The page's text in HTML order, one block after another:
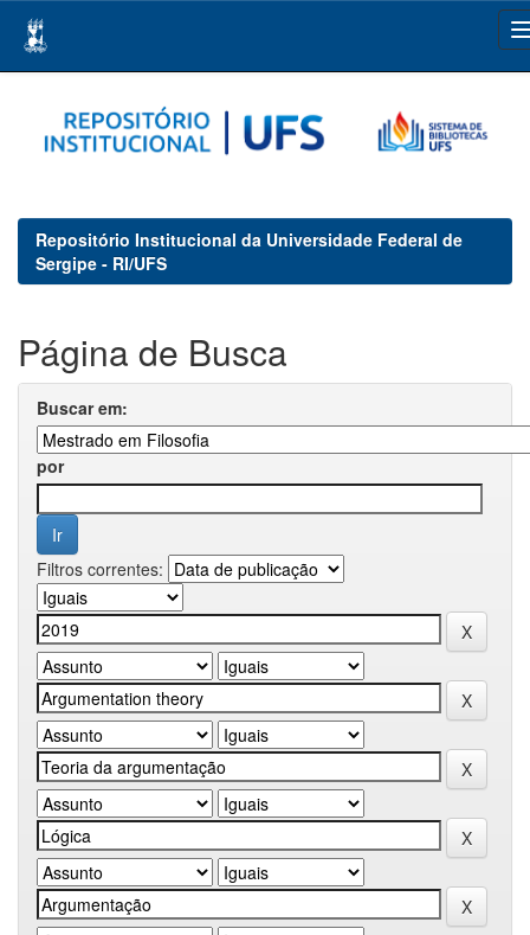
navigation
Repositório Institucional da Universidade Federal de
Sergipe - RI/UFS
Página de Busca
Buscar em:
por
Filtros correntes: